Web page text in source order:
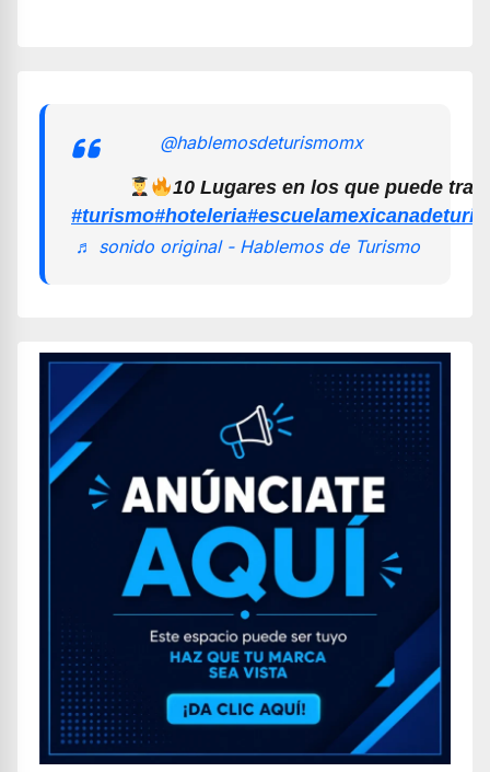
@hablemosdeturismomx
10 Lugares en los que puede
#turismo#hoteleria
♬ sonido original - Hablemos de Turismo